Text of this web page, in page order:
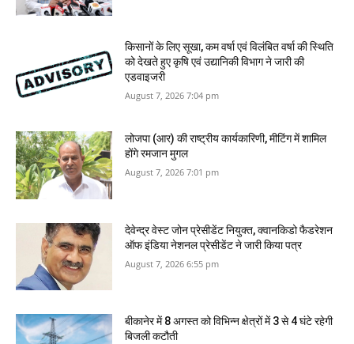
किसानों के लिए सूखा, कम वर्षा एवं विलंबित वर्षा की स्थिति
को देखते हुए कृषि एवं उद्यानिकी विभाग ने जारी की
एडवाइजरी
August 7, 2026 7:04 pm
लोजपा (आर) की राष्ट्रीय कार्यकारिणी, मीटिंग में शामिल
होंगे रमजान मुगल
August 7, 2026 7:01 pm
देवेन्द्र वेस्ट जोन प्रेसीडेंट नियुक्त, क्वानकिडो फैडरेशन
ऑफ इंडिया नेशनल प्रेसीडेंट ने जारी किया पत्र
August 7, 2026 6:55 pm
बीकानेर में 8 अगस्‍त को विभिन्‍न क्षेत्रों में 3 से 4 घंटे रहेगी
बिजली कटौती